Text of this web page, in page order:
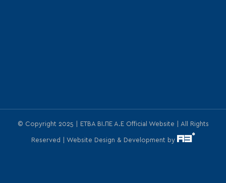
© Copyright 2025 | ΕΤΒΑ ΒΙ.ΠΕ Α.Ε Official Website | All Rights
Reserved | Website Design & Development by